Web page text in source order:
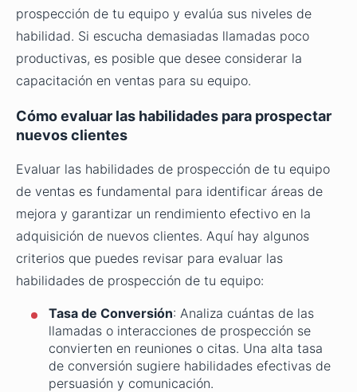
prospección de tu equipo y evalúa sus niveles de
habilidad. Si escucha demasiadas llamadas poco
productivas, es posible que desee considerar la
capacitación en ventas para su equipo.
Cómo evaluar las habilidades para prospectar
nuevos clientes
Evaluar las habilidades de prospección de tu equipo
de ventas es fundamental para identificar áreas de
mejora y garantizar un rendimiento efectivo en la
adquisición de nuevos clientes. Aquí hay algunos
criterios que puedes revisar para evaluar las
habilidades de prospección de tu equipo:
Tasa de Conversión: Analiza cuántas de las
llamadas o interacciones de prospección se
convierten en reuniones o citas. Una alta tasa
de conversión sugiere habilidades efectivas de
persuasión y comunicación.